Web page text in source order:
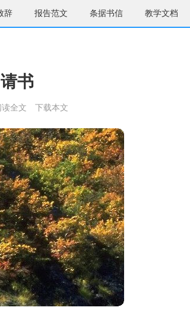
辞 报告范文 条据书信 教学文档
书
读全文 下载本文